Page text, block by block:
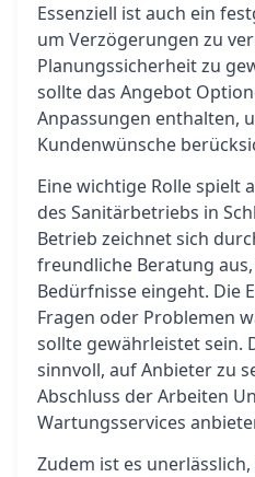
Essenziell ist auch ein
um Verzögerungen zu
Planungssicherheit zu
sollte das Angebot
Anpassungen enthalten,
Kundenwünsche
Eine wichtige Rolle spielt
des Sanitärbetriebs in
Betrieb zeichnet sich
freundliche Beratung
Bedürfnisse eingeht. Die
Fragen oder Problemen
sollte gewährleistet sein.
sinnvoll, auf Anbieter zu
Abschluss der Arbeiten
Wartungsservices
Zudem ist es